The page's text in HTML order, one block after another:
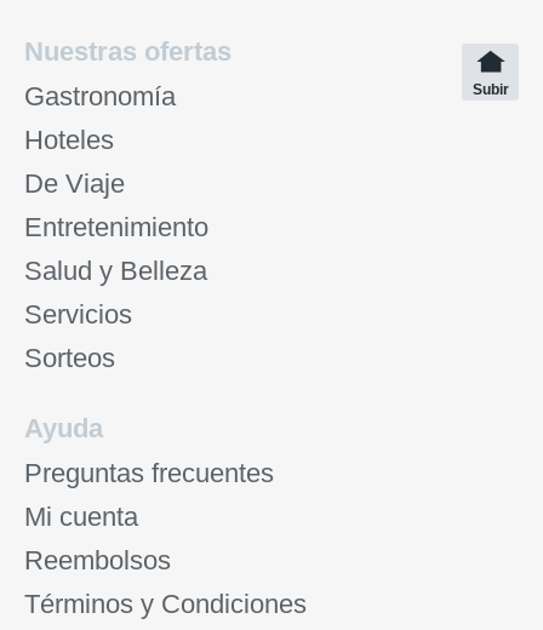
Nuestras ofertas
Gastronomía
Hoteles
De Viaje
Entretenimiento
Salud y Belleza
Servicios
Sorteos
Subir
Ayuda
Preguntas frecuentes
Mi cuenta
Reembolsos
Términos y Condiciones